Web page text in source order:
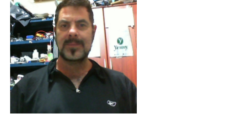
como
tecnología
de
autoconocimiento.
El
cuerpo
como
material
didáctico.